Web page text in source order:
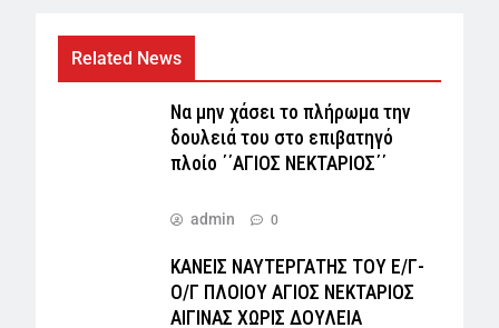
Related News
Να μην χάσει το πλήρωμα την
δουλειά του στο επιβατηγό
πλοίο ΄΄ΑΓΙΟΣ ΝΕΚΤΑΡΙΟΣ΄΄
admin 0
ΚΑΝΕΙΣ ΝΑΥΤΕΡΓΑΤΗΣ TOY Ε/Γ-
Ο/Γ ΠΛΟΙΟY ΑΓΙΟΣ ΝΕΚΤΑΡΙΟΣ
ΑΙΓΙΝΑΣ ΧΩΡΙΣ ΔΟΥΛΕΙΑ